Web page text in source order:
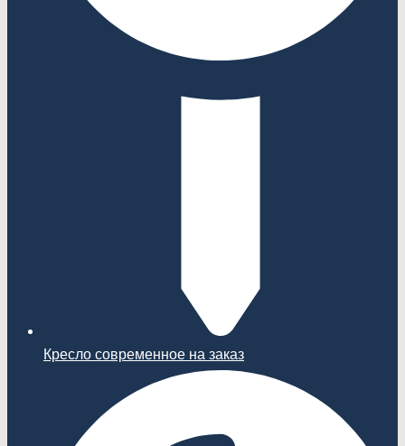
Кресло современное на заказ